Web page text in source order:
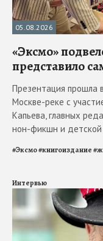
05.08.2026
«Эксмо»
представило
Презентация прошла
Москве-реке с
Капьева, главных
нон-фикшн и
#Эксмо#книгоиздание#
Интервью